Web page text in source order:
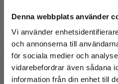
Denna webbplats använder
Vi använder
och annonserna till
för sociala medier och
vidarebefordrar även sådana
information från din enhet till
Begränsad
Ahlstrand, P -
370 krinkl. moms
Exkl. moms: 349 kr